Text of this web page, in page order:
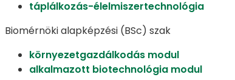
táplálkozás-élelmiszertechnológia
Biomérnöki alapképzési (BSc) szak
környezetgazdálkodás modul
alkalmazott biotechnológia modul